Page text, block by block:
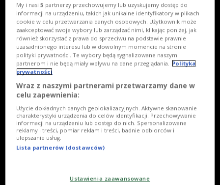
My i nasi5 partnerzy przechowujemy lub uzyskujemy dostęp do
informacji na urządzeniu, takich jak unikalne identyfikatory w plikach
cookie w celu przetwarzania danych osobowych. Użytkownik może
zaakceptować swoje wybory lub zarządzać nimi, klikając poniżej, jak
również skorzystać z prawa do sprzeciwu na podstawie prawnie
uzasadnionego interesu lub w dowolnym momencie na stronie
polityki prywatności. Te wybory będą sygnalizowane naszym
partnerom i nie będą miały wpływu na dane przeglądania.
Polityka
prywatności
Wraz z naszymi partnerami przetwarzamy dane w
celu zapewnienia:
Użycie dokładnych danych geolokalizacyjnych. Aktywne skanowanie
charakterystyki urządzenia do celów identyfikacji. Przechowywanie
informacji na urządzeniu lub dostęp do nich. Spersonalizowane
reklamy i treści, pomiar reklam i treści, badnie odbiorców i
ulepszanie usług.
Lista partnerów (dostawców)
Ustawienia zaawansowane